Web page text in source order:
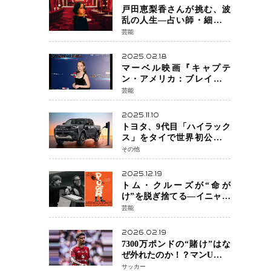
戸田恵梨香さんが挑む、波
乱の人生―占い師・細木数
子をNetflixで実写化
芸能
2025.02.18
マーベル映画『キャプテ
ン・アメリカ：ブレイブ・
ニュー・ワールド』 新ブラ
ック・ウィドウ役のシラ・
ハースとは！？
芸能
2025.11.10
トヨタ、9代目「ハイラック
ス」をタイで世界初公開
電動化戦略の象徴となる
BEVモデルを初設定
その他
2025.12.19
トム・クルーズが“命が
け”を脱ぎ捨てる―イニャリ
トゥ監督と挑む前代未聞の
大惨事コメディ「DIGGER
ディガー」始動
芸能
2026.02.19
7300万ポンドの“賭け”はな
ぜ外れたのか！？マンU、サ
ンチョをフリー放出
サッカー